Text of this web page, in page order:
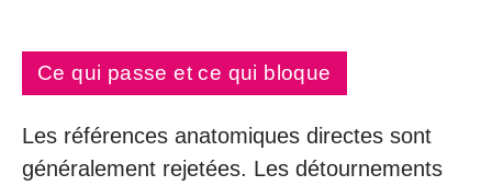
Ce qui passe et ce qui bloque
Les références anatomiques directes sont
généralement rejetées. Les détournements